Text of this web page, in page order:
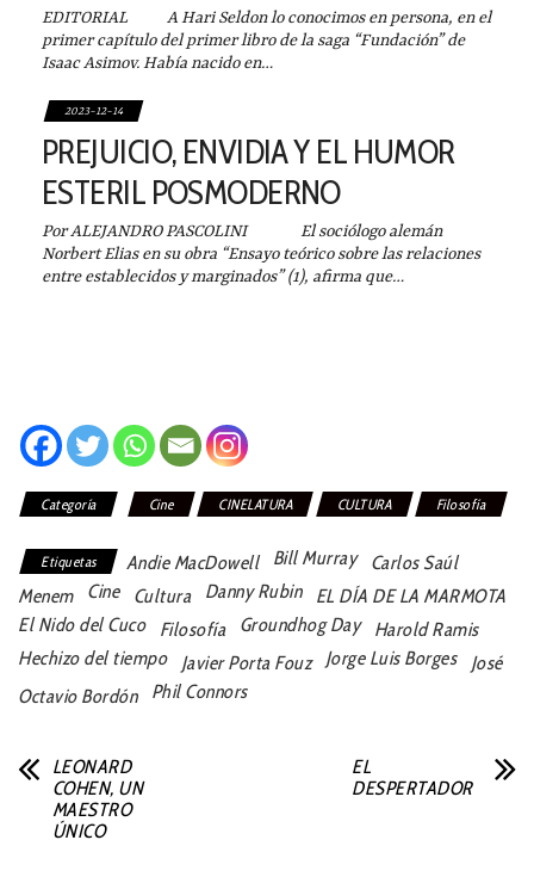
EDITORIAL A Hari Seldon lo conocimos en persona, en el
primer capítulo del primer libro de la saga “Fundación” de
Isaac Asimov. Había nacido en…
2023-12-14
PREJUICIO, ENVIDIA Y EL HUMOR
ESTERIL POSMODERNO
Por ALEJANDRO PASCOLINI El sociólogo alemán
Norbert Elias en su obra “Ensayo teórico sobre las relaciones
entre establecidos y marginados” (1), afirma que…
Categoría Cine CINELATURA CULTURA Filosofía
Etiquetas Andie MacDowell Bill Murray
Carlos Saúl
Menem
Cine Cultura Danny Rubin
EL DÍA DE LA MARMOTA
El Nido del Cuco
Filosofía Groundhog Day
Harold Ramis
Hechizo del tiempo
Javier Porta Fouz Jorge Luis Borges
José
Octavio Bordón
Phil Connors
LEONARD
COHEN, UN
MAESTRO
ÚNICO
EL
DESPERTADOR